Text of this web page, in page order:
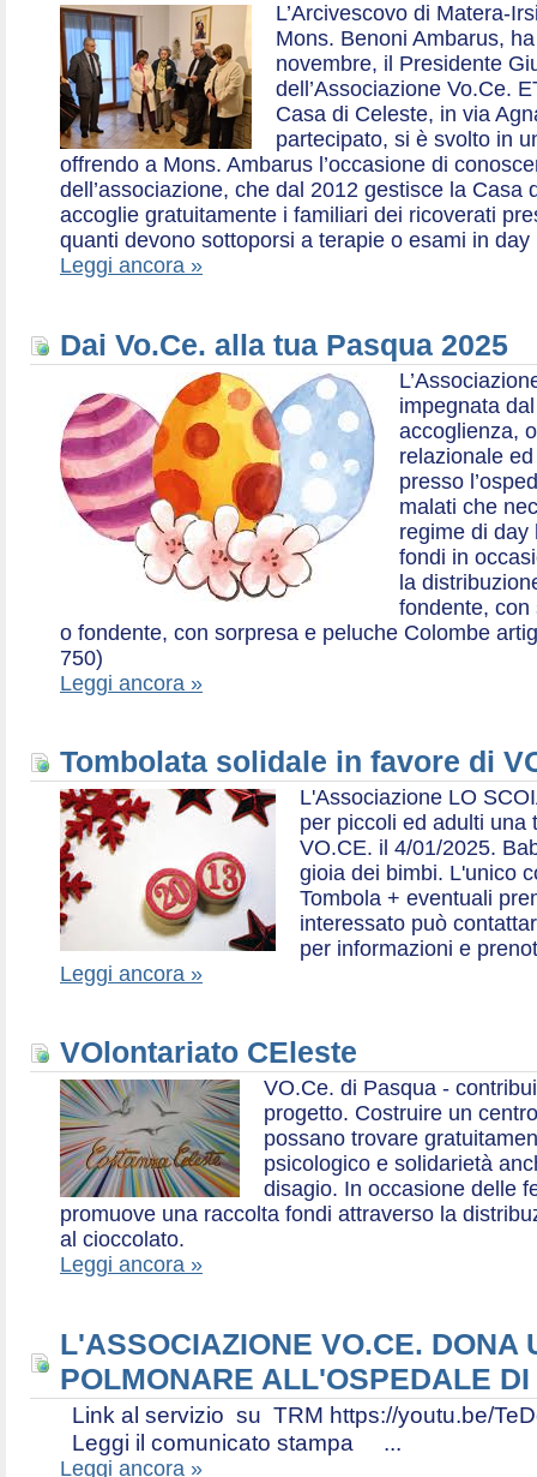
L’Arcivescovo di Matera-
Mons. Benoni Ambarus,
novembre, il Presidente
dell’Associazione Vo.Ce.
Casa di Celeste, in via
partecipato, si è svolto in
offrendo a Mons. Ambarus l’occasione di
dell’associazione, che dal 2012 gestisce la Casa
accoglie gratuitamente i familiari dei ricoverati
quanti devono sottoporsi a terapie o esami in day
Leggi ancora »
Dai Vo.Ce. alla tua Pasqua 2025
impegnata
accoglienza,
relazionale
presso
malati che
regime di day
fondi in
la
fondente, con
o fondente, con sorpresa e peluche Colombe
750)
Leggi ancora »
Tombolata solidale in favore di
L'Associazione LO
per piccoli ed adulti una
VO.CE. il 4/01/2025.
gioia dei bimbi. L'unico
Tombola + eventuali
interessato può
per informazioni e
Leggi ancora »
VOlontariato CEleste
VO.Ce. di Pasqua -
progetto. Costruire un
possano trovare
psicologico e solidarietà
disagio. In occasione delle
promuove una raccolta fondi attraverso la
al cioccolato.
Leggi ancora »
L'ASSOCIAZIONE VO.CE. DONA
POLMONARE ALL'OSPEDALE
Link al servizio su TRM https://youtu.be/
Leggi il comunicato stampa ...
Leggi ancora »